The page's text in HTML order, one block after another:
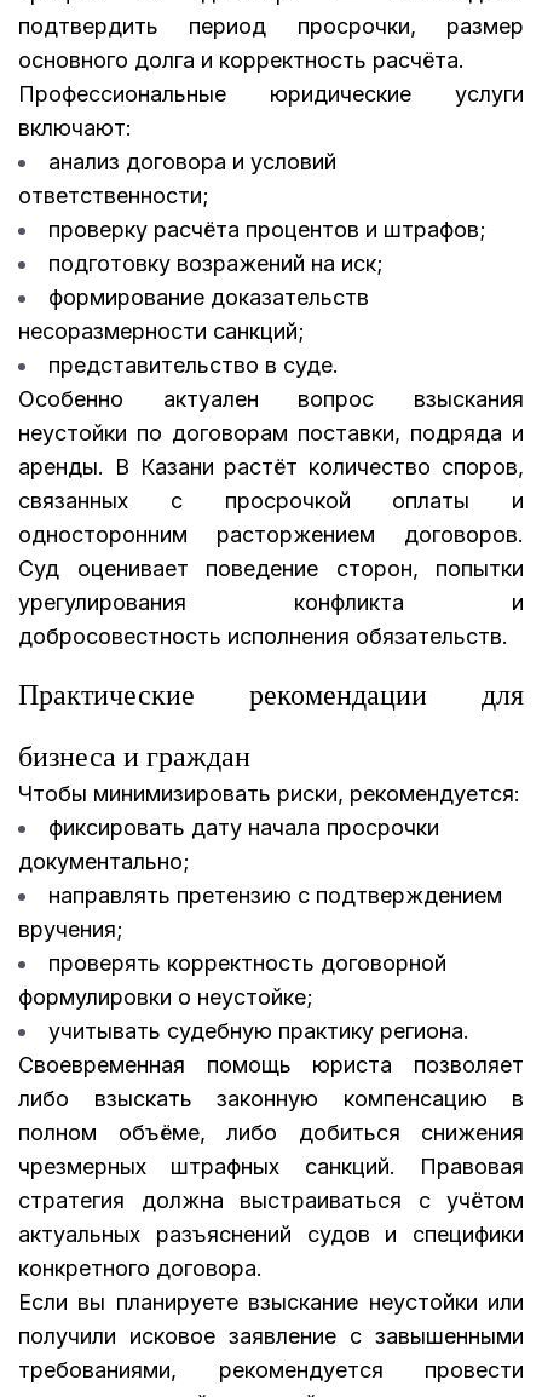
подтвердить период просрочки, размер
основного долга и корректность расчёта.
Профессиональные юридические услуги
включают:
анализ договора и условий
ответственности;
проверку расчёта процентов и штрафов;
подготовку возражений на иск;
формирование доказательств
несоразмерности санкций;
представительство в суде.
Особенно актуален вопрос взыскания
неустойки по договорам поставки, подряда и
аренды. В Казани растёт количество споров,
связанных с просрочкой оплаты и
односторонним расторжением договоров.
Суд оценивает поведение сторон, попытки
урегулирования конфликта и
добросовестность исполнения обязательств.
Практические рекомендации для
бизнеса и граждан
Чтобы минимизировать риски, рекомендуется:
фиксировать дату начала просрочки
документально;
направлять претензию с подтверждением
вручения;
проверять корректность договорной
формулировки о неустойке;
учитывать судебную практику региона.
Своевременная помощь юриста позволяет
либо взыскать законную компенсацию в
полном объёме, либо добиться снижения
чрезмерных штрафных санкций. Правовая
стратегия должна выстраиваться с учётом
актуальных разъяснений судов и специфики
конкретного договора.
Если вы планируете взыскание неустойки или
получили исковое заявление с завышенными
требованиями, рекомендуется провести